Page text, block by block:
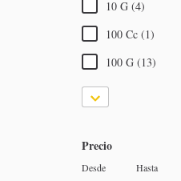
10 G (4)
100 Cc (1)
100 G (13)
Precio
Desde Hasta